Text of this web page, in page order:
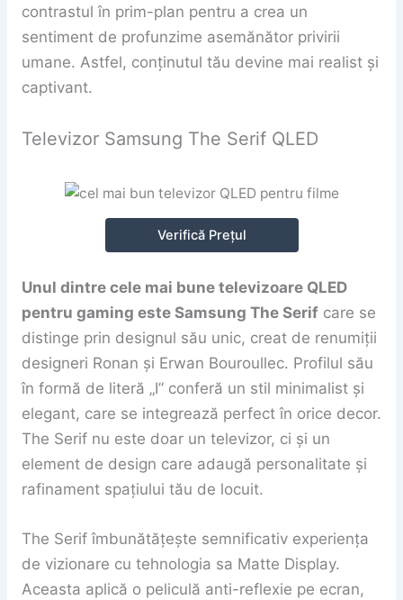
contrastul în prim-plan pentru a crea un
sentiment de profunzime asemănător privirii
umane. Astfel, conținutul tău devine mai realist și
captivant.
Televizor Samsung The Serif QLED
Verifică Prețul
Unul dintre cele mai bune televizoare QLED
pentru gaming este Samsung The Serifcare se
distinge prin designul său unic, creat de renumiții
designeri Ronan și Erwan Bouroullec. Profilul său
în formă de literă „I” conferă un stil minimalist și
elegant, care se integrează perfect în orice decor.
The Serif nu este doar un televizor, ci și un
element de design care adaugă personalitate și
rafinament spațiului tău de locuit.
The Serif îmbunătățește semnificativ experiența
de vizionare cu tehnologia sa Matte Display.
Aceasta aplică o peliculă anti-reflexie pe ecran,